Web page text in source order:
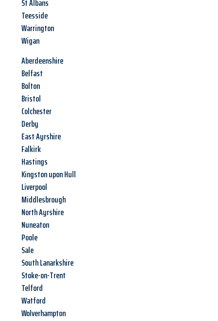
St Albans
Teesside
Warrington
Wigan
Aberdeenshire
Belfast
Bolton
Bristol
Colchester
Derby
East Ayrshire
Falkirk
Hastings
Kingston upon Hull
Liverpool
Middlesbrough
North Ayrshire
Nuneaton
Poole
Sale
South Lanarkshire
Stoke-on-Trent
Telford
Watford
Wolverhampton